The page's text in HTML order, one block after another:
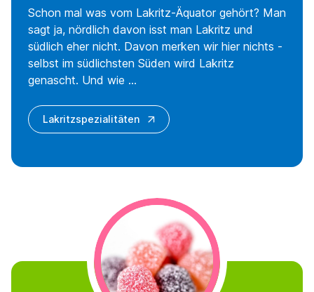
Schon mal was vom Lakritz-Äquator gehört? Man
sagt ja, nördlich davon isst man Lakritz und
südlich eher nicht. Davon merken wir hier nichts -
selbst im südlichsten Süden wird Lakritz
genascht. Und wie ...
Lakritzspezialitäten